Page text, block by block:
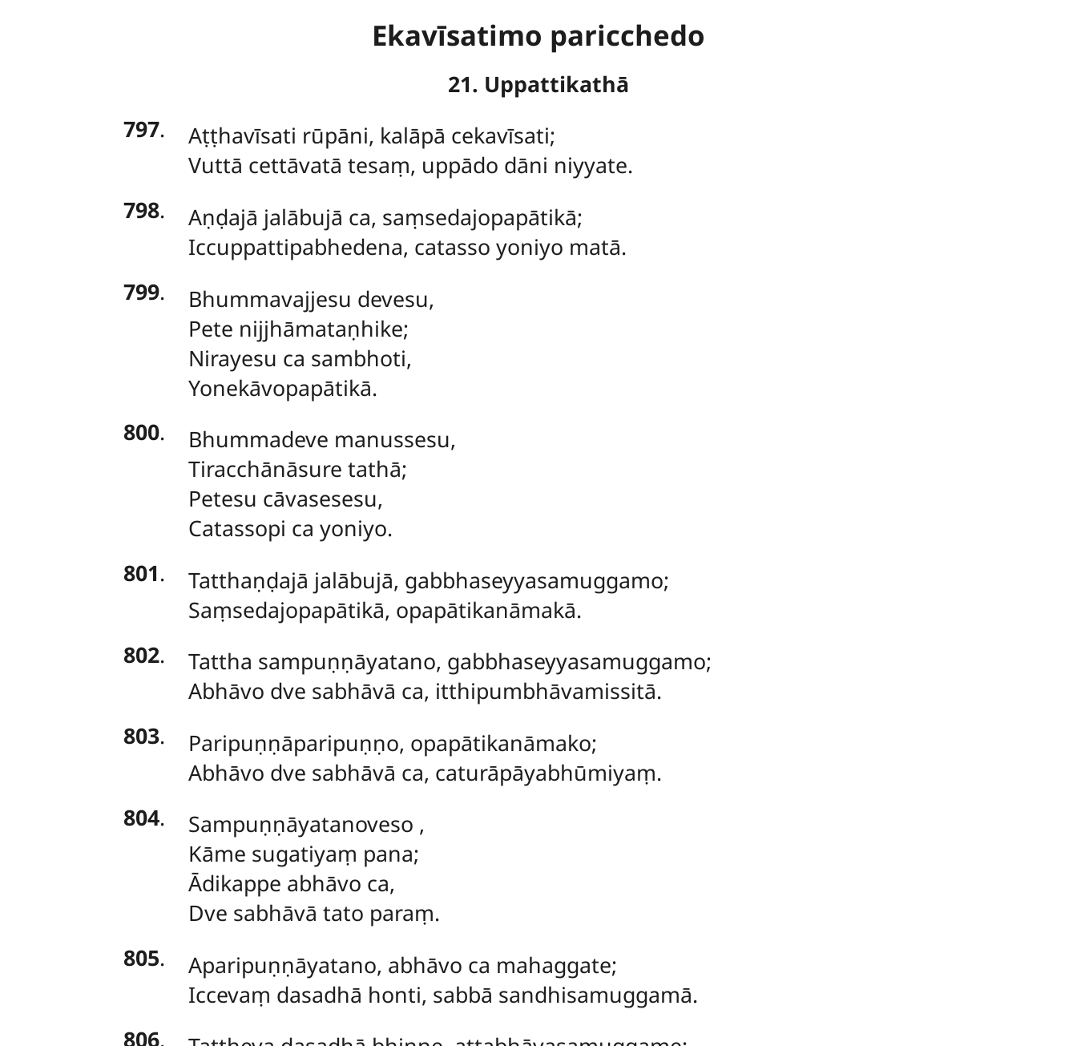
Ekavīsatimo paricchedo
21. Uppattikathā
797.
Aṭṭhavīsati rūpāni, kalāpā cekavīsati;
Vuttā cettāvatā tesaṃ, uppādo dāni niyyate.
798.
Aṇḍajā jalābujā ca, saṃsedajopapātikā;
Iccuppattipabhedena, catasso yoniyo matā.
799.
Bhummavajjesu devesu,
Pete nijjhāmataṇhike;
Nirayesu ca sambhoti,
Yonekāvopapātikā.
800.
Bhummadeve manussesu,
Tiracchānāsure tathā;
Petesu cāvasesesu,
Catassopi ca yoniyo.
801.
Tatthaṇḍajā jalābujā, gabbhaseyyasamuggamo;
Saṃsedajopapātikā, opapātikanāmakā.
802. Tattha sampuṇṇāyatano, gabbhaseyyasamuggamo;
Abhāvo dve sabhāvā ca, itthipumbhāvamissitā.
803.
Paripuṇṇāparipuṇṇo, opapātikanāmako;
Abhāvo dve sabhāvā ca, caturāpāyabhūmiyaṃ.
804. Sampuṇṇāyatanoveso ,
Kāme sugatiyaṃ pana;
Ādikappe abhāvo ca,
Dve sabhāvā tato paraṃ.
805.
Aparipuṇṇāyatano, abhāvo ca mahaggate;
Iccevaṃ dasadhā honti, sabbā sandhisamuggamā.
806.